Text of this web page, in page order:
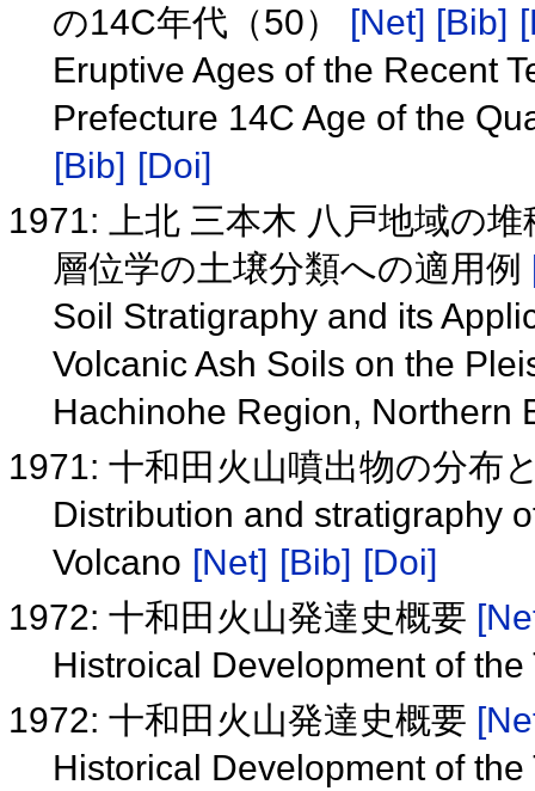
の14C年代（50） [Net] [Bib]
Eruptive Ages of the Recent
Prefecture 14C Age of the
[Bib] [Doi]
1971: 上北 三本木 八戸地域の
層位学の土壌分類への適用例
Soil Stratigraphy and its
Volcanic Ash Soils on the
Hachinohe Region, Northern
1971: 十和田火山噴出物の分布
Distribution and stratigraphy
Volcano [Net] [Bib] [Doi]
1972: 十和田火山発達史概要
Histroical Development of
1972: 十和田火山発達史概要
Historical Development of